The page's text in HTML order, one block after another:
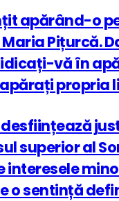
apărând-o
Pițurcă.
vă în
propria
superior al
interesele
o sentință